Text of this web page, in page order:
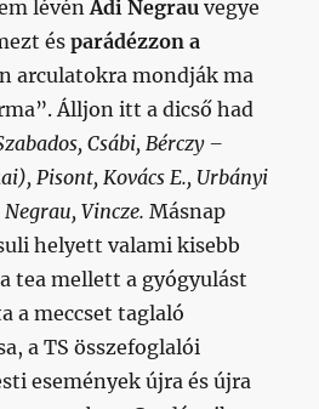
lévénAdi Negrauvegye
és parádézzon a
arculatokra mondják ma
Álljon itt a dicső had
Csábi, Bérczy –
Pisont, Kovács E., Urbányi
Vincze.Másnap
helyett valami kisebb
tea mellett a gyógyulást
a meccset taglaló
a TS összefoglalói
események újra és újra